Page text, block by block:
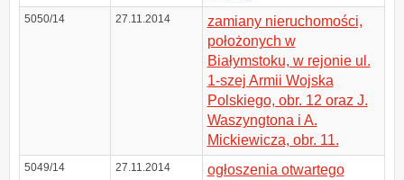
5050/14 27.11.2014
zamiany nieruchomości,
położonych w
Białymstoku, w rejonie ul.
1-szej Armii Wojska
Polskiego, obr. 12 oraz J.
Waszyngtona i A.
Mickiewicza, obr. 11.
5049/14 27.11.2014
ogłoszenia otwartego